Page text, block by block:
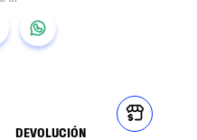
DEVOLUCIÓN